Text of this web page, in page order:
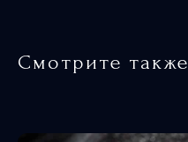
Смотрите также